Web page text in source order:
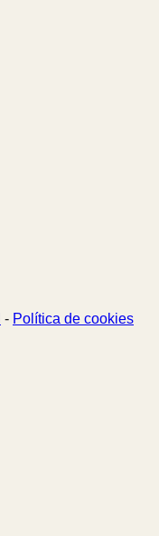
- Política de cookies